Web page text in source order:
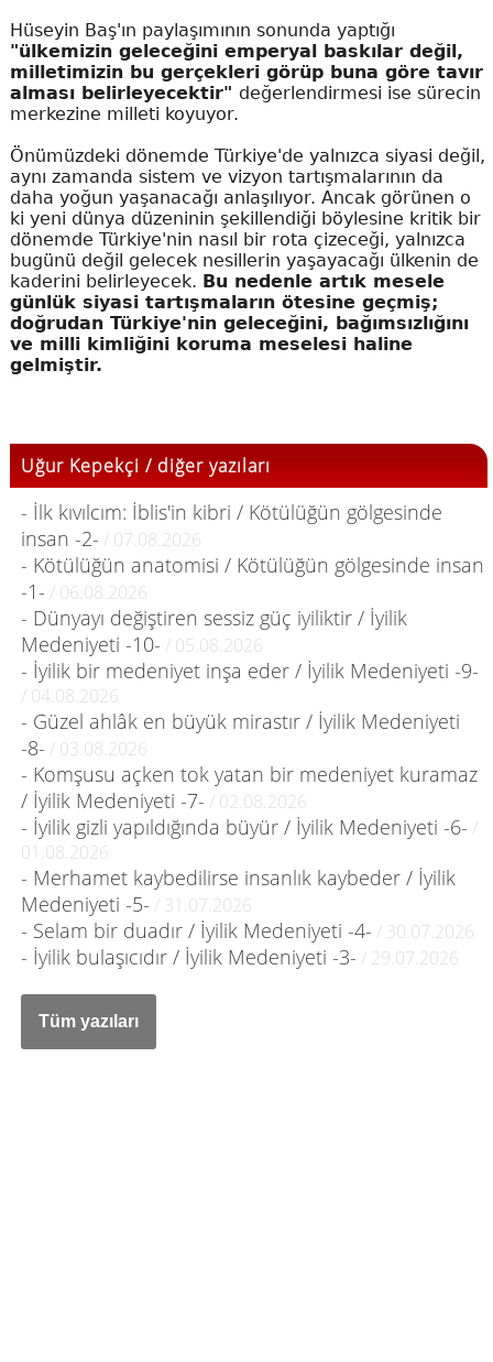
Hüseyin Baş'ın paylaşımının sonunda yaptığı
"ülkemizin geleceğini emperyal baskılar değil,
milletimizin bu gerçekleri görüp buna göre tavır
alması belirleyecektir" değerlendirmesi ise sürecin
merkezine milleti koyuyor.
Önümüzdeki dönemde Türkiye'de yalnızca siyasi değil,
aynı zamanda sistem ve vizyon tartışmalarının da
daha yoğun yaşanacağı anlaşılıyor. Ancak görünen o
ki yeni dünya düzeninin şekillendiği böylesine kritik bir
dönemde Türkiye'nin nasıl bir rota çizeceği, yalnızca
bugünü değil gelecek nesillerin yaşayacağı ülkenin de
kaderini belirleyecek. Bu nedenle artık mesele
günlük siyasi tartışmaların ötesine geçmiş;
doğrudan Türkiye'nin geleceğini, bağımsızlığını
ve milli kimliğini koruma meselesi haline
gelmiştir.
Uğur Kepekçi / diğer yazıları
- İlk kıvılcım: İblis'in kibri / Kötülüğün gölgesinde
insan -2- / 07.08.2026
- Kötülüğün anatomisi / Kötülüğün gölgesinde insan
-1- / 06.08.2026
- Dünyayı değiştiren sessiz güç iyiliktir / İyilik
Medeniyeti -10- / 05.08.2026
- İyilik bir medeniyet inşa eder / İyilik Medeniyeti -9-
/ 04.08.2026
- Güzel ahlâk en büyük mirastır / İyilik Medeniyeti
-8- / 03.08.2026
- Komşusu açken tok yatan bir medeniyet kuramaz
/ İyilik Medeniyeti -7- / 02.08.2026
- İyilik gizli yapıldığında büyür / İyilik Medeniyeti -6- /
01.08.2026
- Merhamet kaybedilirse insanlık kaybeder / İyilik
Medeniyeti -5- / 31.07.2026
- Selam bir duadır / İyilik Medeniyeti -4- / 30.07.2026
- İyilik bulaşıcıdır / İyilik Medeniyeti -3- / 29.07.2026